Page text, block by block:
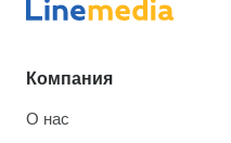
Компания
О нас